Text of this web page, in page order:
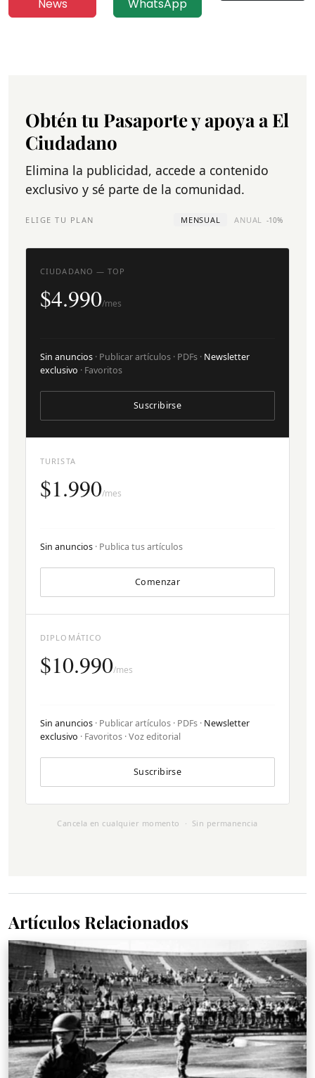
News
WhatsApp
Obtén tu Pasaporte y apoya a El
Ciudadano
Elimina la publicidad, accede a contenido
exclusivo y sé parte de la comunidad.
ELIGE TU PLAN MENSUAL ANUAL -10%
TURISTA
$1.990/mes
Sin anuncios · Publica tus artículos
Comenzar
CIUDADANO — TOP
$4.990/mes
Sin anuncios · Publicar artículos · PDFs · Newsletter
exclusivo · Favoritos
Suscribirse
DIPLOMÁTICO
$10.990/mes
Sin anuncios · Publicar artículos · PDFs · Newsletter
exclusivo · Favoritos · Voz editorial
Suscribirse
Cancela en cualquier momento · Sin permanencia
Artículos Relacionados